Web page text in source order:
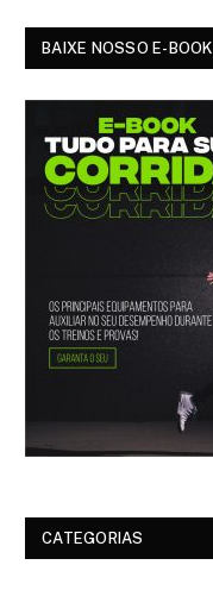
BAIXE NOSSO E-BOOK
CATEGORIAS